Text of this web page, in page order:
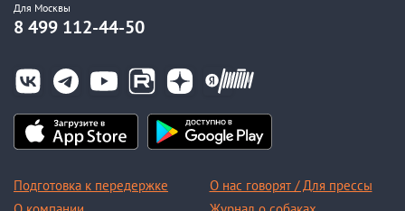
Для Москвы
8 499 112-44-50
Подготовка к передержке
О нас говорят / Для прессы